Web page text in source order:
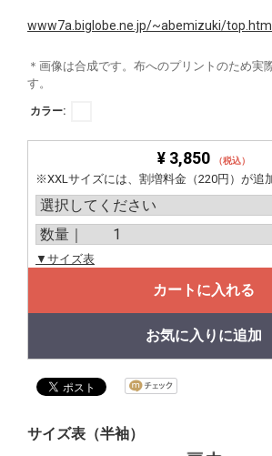
www7a.biglobe.ne.jp/~abemizuki/top.html
＊画像は合成です。布へのプリントのため実
す。
カラー:
¥ 3,850 （税込）
※XXLサイズには、割増料金（220円）が追
▼サイズ表
カートに入れる
お気に入りに追加
サイズ表（半袖）